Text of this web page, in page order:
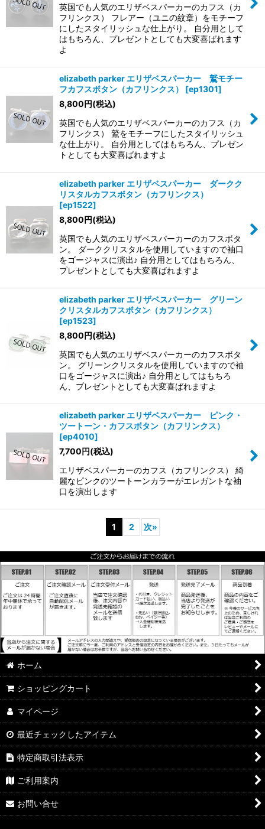
英国でも人気のエリザベスパーカーのカフス（カ
フリンクス） フレアー（ユニの紋章）をモチーフ
にしたスタイリッシュな仕上がり。 自分用として
はもちろん、プレゼントとしても大変喜ばれます
よ
elizabeth parker エリザベスパーカー 鷲モチー
フカフスボタン（カフリンクス）
[ep1301]
8,800円(税込)
英国でも人気のエリザベスパーカーのカフス（カ
フリンクス） 鷲をモチーフにしたスタイリッシュ
な仕上がり。 自分用としてはもちろん、プレゼン
トとしても大変喜ばれますよ
elizabeth parker エリザベスパーカー ダークク
リスタルカフスボタン（カフリンクス）
[ep1522]
8,800円(税込)
英国でも人気のエリザベスパーカーのカフスボタ
ン。 ダーククリスタルを使用していますので袖口
をゴージャスに演出♪ 自分用としてはもちろん、
プレゼントとしても大変喜ばれますよ
elizabeth parker エリザベスパーカー グリーン
クリスタルカフスボタン（カフリンクス）
[ep1523]
8,800円(税込)
英国でも人気のエリザベスパーカーのカフスボタ
ン。 グリーンクリスタルを使用していますので袖
口をゴージャスに演出♪ 自分用としてはもちろ
ん、プレゼントとしても大変喜ばれますよ
elizabeth parker エリザベスパーカー ピンク・
ツートーン・カフスボタン（カフリンクス）
[ep4010]
7,700円(税込)
エリザベスパーカーのカフス（カフリンクス） 綺
麗なピンクのツートーンカラーがエレガントな袖
口を演出します
1 2 次»
ホーム
ショッピングカート
マイページ
最近チェックしたアイテム
特定商取引法表示
ご利用案内
お問い合せ